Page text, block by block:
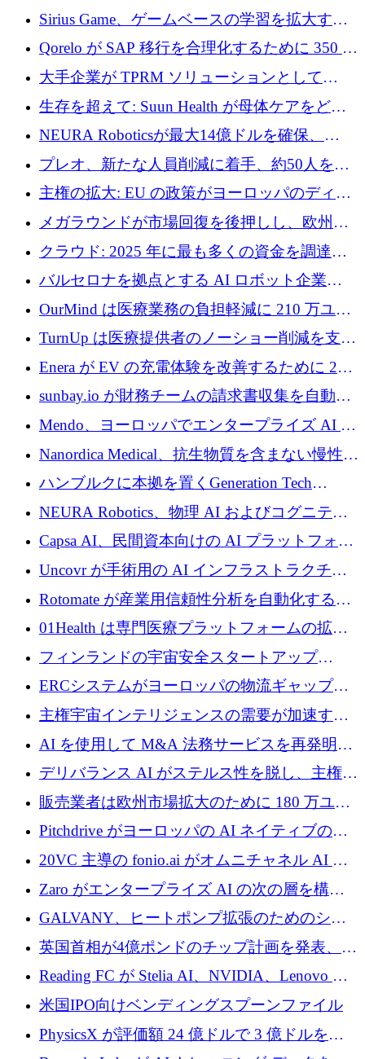
速するために150万ユーロを調達
Sirius Game、ゲームベースの学習を拡大する
ために 130 万ユーロの資金調達を完了
Qorelo が SAP 移行を合理化するために 350 万
ドルを調達
大手企業が TPRM ソリューションとして
Vanta を選択する理由
生存を超えて: Suun Health が母体ケアをどの
ように再考しているか
NEURA Roboticsが最大14億ドルを確保、
Bending Spoonsが米国IPOを申請、英国首相が
4億ポンドのチップ計画を発表
プレオ、新たな人員削減に着手、約50人を解
雇
主権の拡大: EU の政策がヨーロッパのディー
プテック戦略をどのように再構築しているか
メガラウンドが市場回復を後押しし、欧州の
ハイテク資金調達は5月に105億ユーロに回復
クラウド: 2025 年に最も多くの資金を調達し
た 10 社
バルセロナを拠点とする AI ロボット企業
Theker が 8,500 万ドルを調達
OurMind は医療業務の負担軽減に 210 万ユー
ロを寄付
TurnUp は医療提供者のノーショー削減を支援
するために 200 万ユーロを調達
Enera が EV の充電体験を改善するために 200
万ドルを調達
sunbay.io が財務チームの請求書収集を自動化
するために 55 万ユーロを調達
Mendo、ヨーロッパでエンタープライズ AI 導
入を拡大するために 1,200 万ユーロを確保
Nanordica Medical、抗生物質を含まない慢性創
傷治療薬を市場に投入するために 160 万ユー
ロを調達
ハンブルクに本拠を置くGeneration Tech
Partnersが5,000万ユーロのAIロールアップファ
NEURA Robotics、物理 AI およびコグニティ
ブ ロボティクス プラットフォームを拡張する
ためにシリーズ C で最大 14 億ドルを確保
Capsa AI、民間資本向けの AI プラットフォー
ムを拡大するために 1,800 万ドルを調達
Uncovr が手術用の AI インフラストラクチャ
を構築するために 700 万ドルを調達
Rotomate が産業用信頼性分析を自動化するた
めに 210 万ユーロを調達
01Health は専門医療プラットフォームの拡大
に 1,500 万ドルを確保
フィンランドの宇宙安全スタートアップ
Aavuus が、スペースデブリ追跡に取り組むプ
レシード資金を獲得
ERCシステムがヨーロッパの物流ギャップを
埋めるために設計された重量物運搬用eVTOL
であるVictorを発表
主権宇宙インテリジェンスの需要が加速する
中、ICEYEは評価額100億ユーロ以上で4億
5,000万ユーロを調達
AI を使用して M&A 法務サービスを再発明す
るために 110 万ユーロを適切に確保
デリバランス AI がステルス性を脱し、主権の
あるエンタープライズ AI を強化
販売業者は欧州市場拡大のために 180 万ユー
ロを確保
Pitchdrive がヨーロッパの AI ネイティブの創
業者を支援するために 6,000 万ユーロを調達
20VC 主導の fonio.ai がオムニチャネル AI プ
ラットフォームのために 1,700 万ドルを調達
Zaro がエンタープライズ AI の次の層を構築
するために 510 万ドルを獲得
GALVANY、ヒートポンプ拡張のためのシー
ドラウンドで1,000万ユーロを確保
英国首相が4億ポンドのチップ計画を発表、英
国の新興企業は「ここで拡大」し「ここに留
まる」
Reading FC が Stelia AI、NVIDIA、Lenovo と
協力して AI Center of Excellence を立ち上げ
米国IPO向けベンディングスプーンファイル
PhysicsX が評価額 24 億ドルで 3 億ドルを調
達